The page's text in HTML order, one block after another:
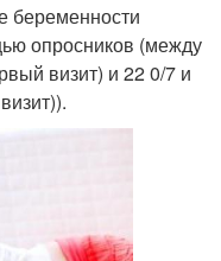
беременности
опросников (между
визит) и 22 0/7 и